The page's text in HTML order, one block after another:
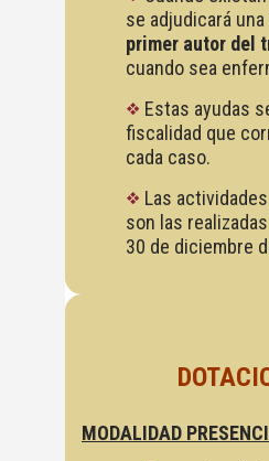
se adjudicará una
primer autor del
cuando sea
Estas ayudas
fiscalidad que
cada caso.
Las
son las
30 de diciembre
MODALIDAD